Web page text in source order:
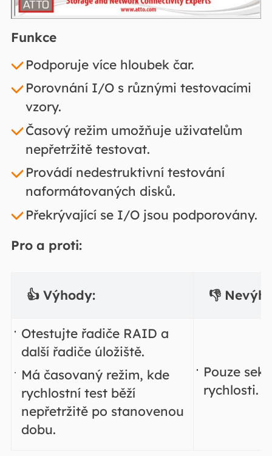
Funkce
Podporuje více hloubek čar.
Porovnání I/O s různými testovacími
vzory.
Časový režim umožňuje uživatelům
nepřetržitě testovat.
Provádí nedestruktivní testování
naformátovaných disků.
Překrývající se I/O jsou podporovány.
Pro a proti:
👍 Výhody: 👎
Otestujte řadiče RAID a
další řadiče úložiště.
Má časovaný režim, kde
rychlostní test běží
nepřetržitě po stanovenou
dobu.
Pouze
rychlosti.